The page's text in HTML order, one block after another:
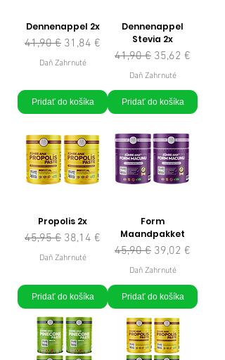
Dennenappel 2x
Normálna cena
41,90 € Zľavnená cena
31,84 €
Daň Zahrnuté
Pridať do košíka
Dennenappel
Stevia 2x
Normálna cena
41,90 € Zľavnená cena
35,62 €
Daň Zahrnuté
Pridať do košíka
Propolis 2x
Normálna cena
45,95 € Zľavnená cena
38,14 €
Daň Zahrnuté
Pridať do košíka
Form
Maandpakket
Normálna cena
45,90 € Zľavnená cena
39,02 €
Daň Zahrnuté
Pridať do košíka